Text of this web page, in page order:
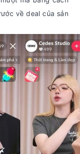
về deal của sản